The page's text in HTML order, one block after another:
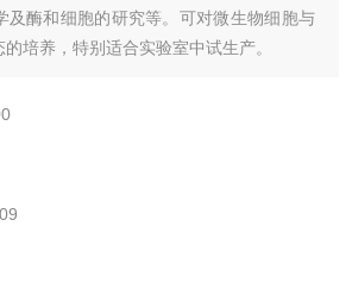
及酶和细胞的研究等。可对微生物细胞与
培养，特别适合实验室中试生产。